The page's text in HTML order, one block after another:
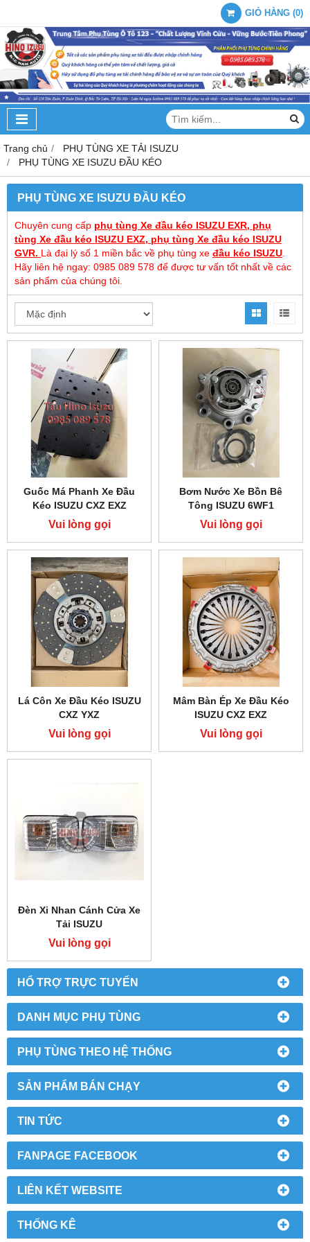
GIỎ HÀNG (0)
Trang chủ
PHỤ TÙNG XE TẢI ISUZU
PHỤ TÙNG XE ISUZU ĐẦU KÉO
HỔ TRỢ TRỰC TUYẾN
DANH MỤC PHỤ TÙNG
PHỤ TÙNG THEO HỆ THỐNG
SẢN PHẨM BÁN CHẠY
TIN TỨC
FANPAGE FACEBOOK
LIÊN KẾT WEBSITE
THỐNG KÊ
PHỤ TÙNG XE ISUZU ĐẦU KÉO
Chuyên cung cấp phụ tùng Xe đầu kéo ISUZU EXR, phụ
tùng Xe đầu kéo ISUZU EXZ, phụ tùng Xe đầu kéo ISUZU
GVR. Là đại lý số 1 miền bắc về phụ tùng xe đầu kéo ISUZU
Hãy liên hệ ngay: 0985 089 578 để được tư vấn tốt nhất về các
sản phẩm của chúng tôi.
Guốc Má Phanh Xe Đầu
Kéo ISUZU CXZ EXZ
Vui lòng gọi
Bơm Nước Xe Bồn Bê
Tông ISUZU 6WF1
Vui lòng gọi
Lá Côn Xe Đầu Kéo ISUZU
CXZ YXZ
Vui lòng gọi
Mâm Bàn Ép Xe Đầu Kéo
ISUZU CXZ EXZ
Vui lòng gọi
Đèn Xi Nhan Cánh Cửa Xe
Tải ISUZU
Vui lòng gọi